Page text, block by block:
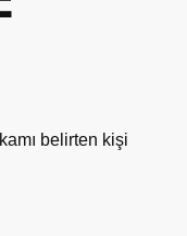
belirten kişi